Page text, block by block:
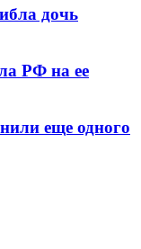
дочь
РФ на ее
еще одного